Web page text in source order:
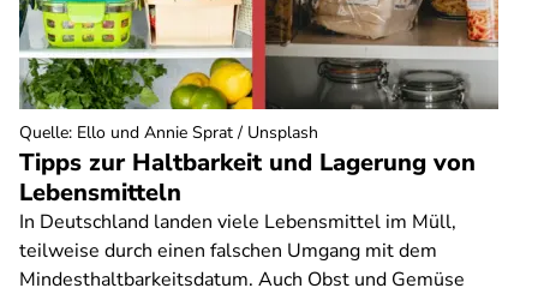
Tipps zur Haltbarkeit und Lagerung von
Lebensmitteln
In Deutschland landen viele Lebensmittel im Müll,
teilweise durch einen falschen Umgang mit dem
Mindesthaltbarkeitsdatum. Auch Obst und Gemüse
Quelle: Ello und Annie Sprat / Unsplash